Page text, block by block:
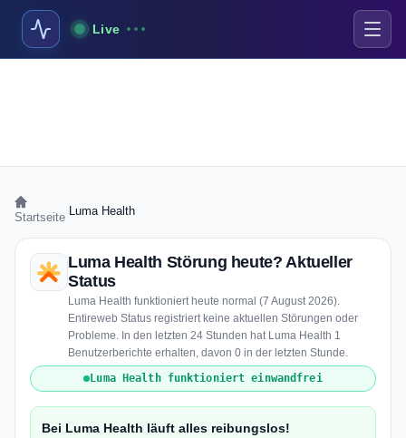
Live
Startseite Luma Health
Luma Health Störung heute? Aktueller
Status
Luma Health funktioniert heute normal (7 August 2026).
Entireweb Status registriert keine aktuellen Störungen oder
Probleme. In den letzten 24 Stunden hat Luma Health 1
Benutzerberichte erhalten, davon 0 in der letzten Stunde.
Luma Health funktioniert einwandfrei
Bei Luma Health läuft alles reibungslos!